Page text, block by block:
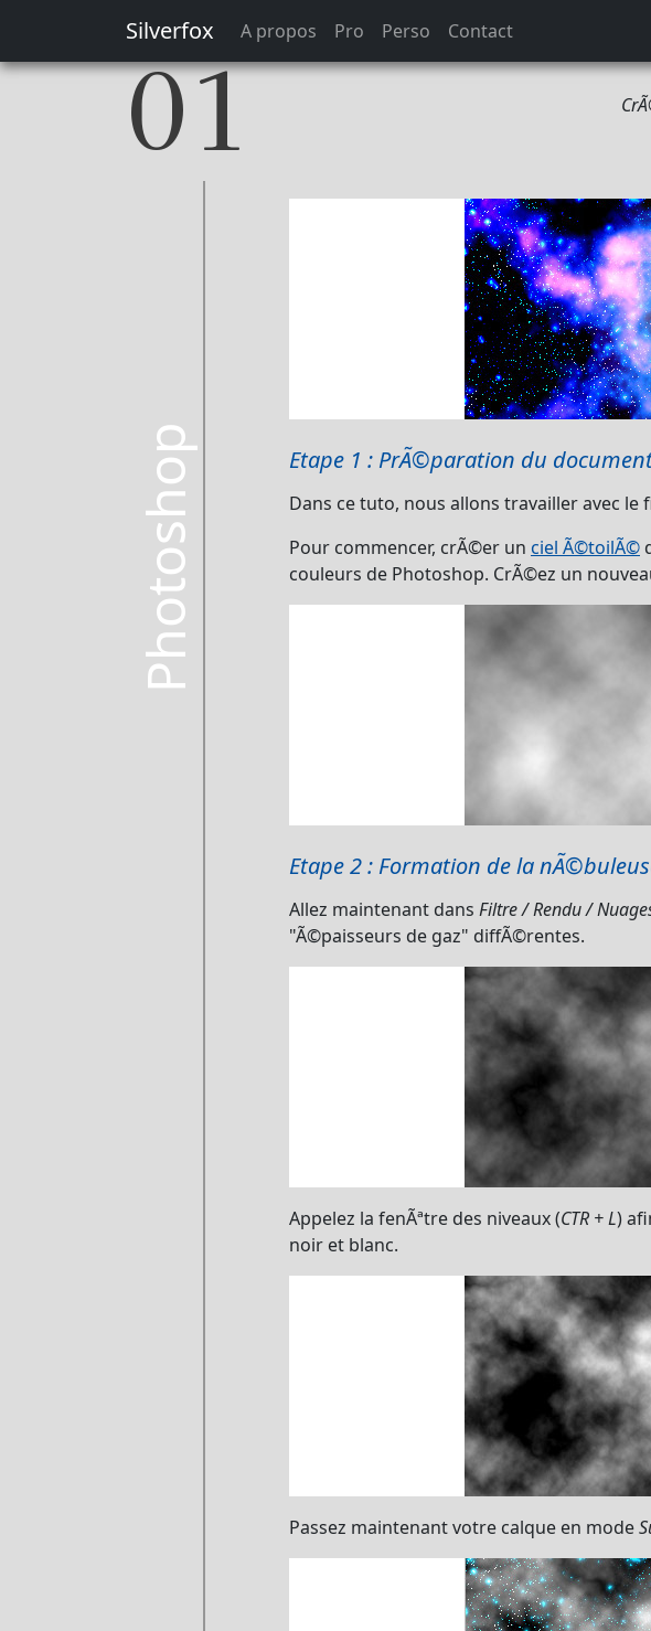
Silverfox A propos Pro Perso Contact
01
Photoshop Etape 1 : PrÃ©paration du
Dans ce tuto, nous allons travailler avec
Pour commencer, crÃ©er un ciel Ã©toilÃ©
couleurs de Photoshop. CrÃ©ez un
Etape 2 : Formation de la
Allez maintenant dans Filtre / Rendu /
"Ã©paisseurs de gaz" diffÃ©rentes.
Appelez la fenÃªtre des niveaux (CTR + L)
noir et blanc.
Passez maintenant votre calque en mode